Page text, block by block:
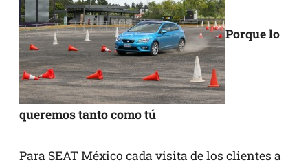
Porque lo
queremos tanto como tú
Para SEAT México cada visita de los clientes a